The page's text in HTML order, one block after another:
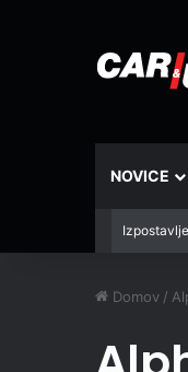
NOVICE
Domov /